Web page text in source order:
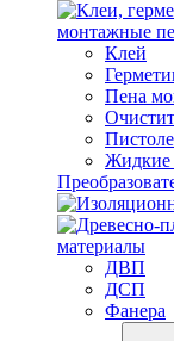
монтажные
Клей
Пена
Жидкие
материалы
ДВП
ДСП
Фанера